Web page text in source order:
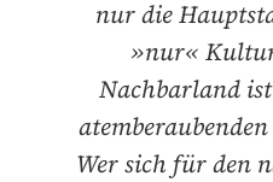
nur die
»nur«
Nachbarland
Wer sich für den